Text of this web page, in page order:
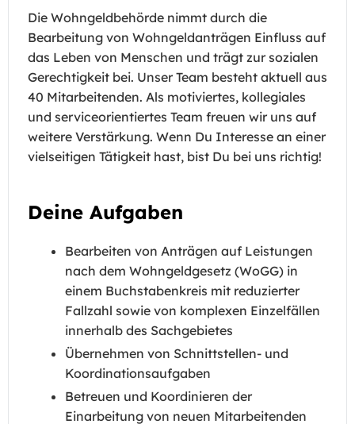
Die Wohngeldbehörde nimmt durch die
Bearbeitung von Wohngeldanträgen Einfluss auf
das Leben von Menschen und trägt zur sozialen
Gerechtigkeit bei. Unser Team besteht aktuell aus
40 Mitarbeitenden. Als motiviertes, kollegiales
und serviceorientiertes Team freuen wir uns auf
weitere Verstärkung. Wenn Du Interesse an einer
vielseitigen Tätigkeit hast, bist Du bei uns richtig!
Deine Aufgaben
Bearbeiten von Anträgen auf Leistungen
nach dem Wohngeldgesetz (WoGG) in
einem Buchstabenkreis mit reduzierter
Fallzahl sowie von komplexen Einzelfällen
innerhalb des Sachgebietes
Übernehmen von Schnittstellen- und
Koordinationsaufgaben
Betreuen und Koordinieren der
Einarbeitung von neuen Mitarbeitenden